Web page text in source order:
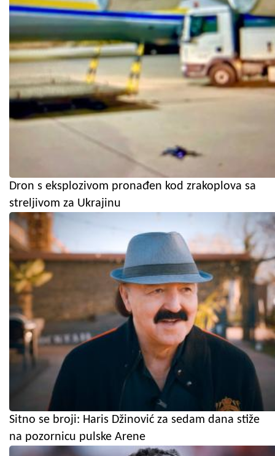
Dron s eksplozivom pronađen kod zrakoplova sa
streljivom za Ukrajinu
Sitno se broji: Haris Džinović za sedam dana stiže
na pozornicu pulske Arene